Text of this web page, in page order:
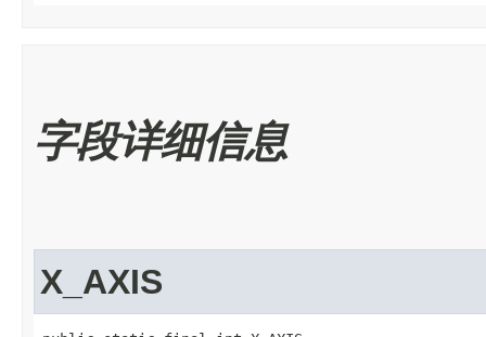
字段详细信息
X_AXIS